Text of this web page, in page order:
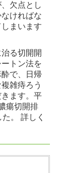
欠点とし
ければな
まいます
る切開開
トン法を
で、日帰
雑痔ろう
ます。平
瘍切開排
。 詳しく